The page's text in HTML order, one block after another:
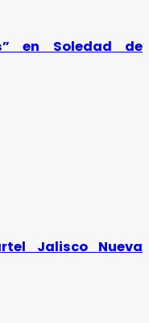
en Soledad de
Jalisco Nueva